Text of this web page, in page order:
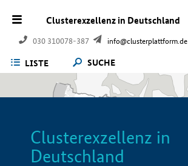
Clusterexzellenz in Deutschland
030 310078-387 info@clusterplattform.de
LISTE SUCHE
Clusterexzellenz in
Deutschland